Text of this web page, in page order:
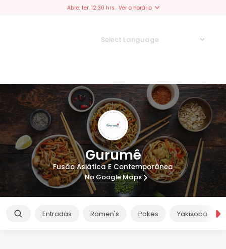
Abre: ter. 12:30 hrs. Ver o horário
Gurumê
Fusão Asiática E Contemporânea
No Google Maps
Entradas Ramen's Pokes Yakisoba